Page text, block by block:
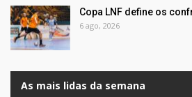
Copa LNF define os
6 ago, 2026
As mais lidas da semana